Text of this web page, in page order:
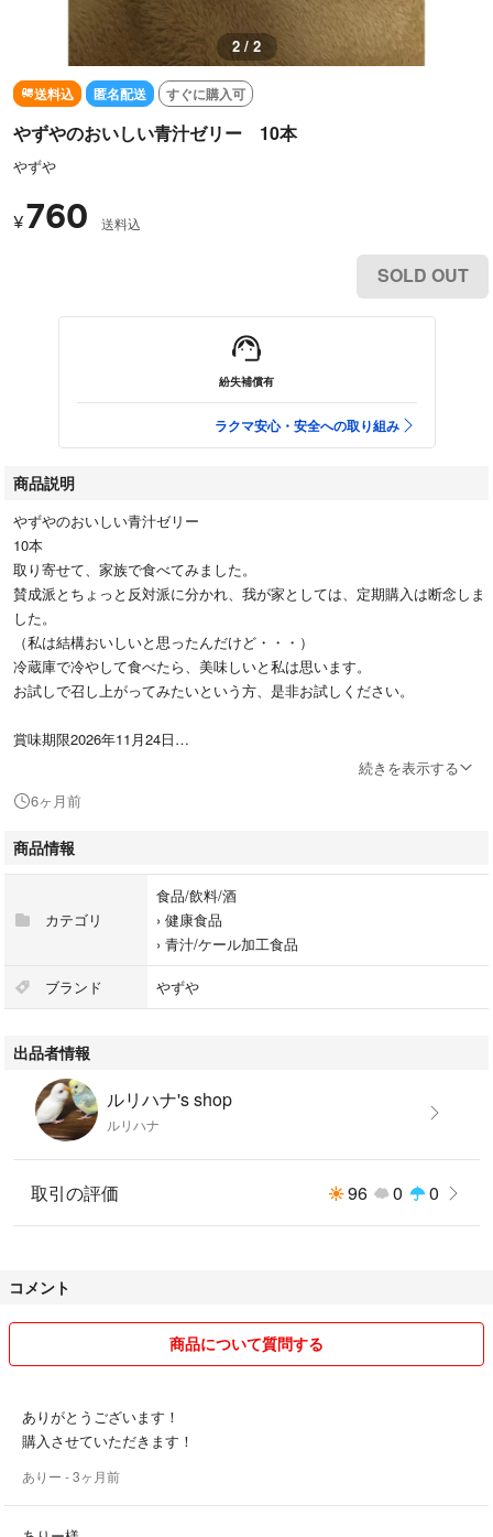
2 / 2
送料込 匿名配送 すぐに購入可
やずやのおいしい青汁ゼリー 10本
やずや
¥760 送料込
SOLD OUT
紛失補償有
ラクマ安心・安全への取り組み
商品説明
やずやのおいしい青汁ゼリー
10本
取り寄せて、家族で食べてみました。
賛成派とちょっと反対派に分かれ、我が家としては、定期購入は断念しま
した。
（私は結構おいしいと思ったんだけど・・・）
冷蔵庫で冷やして食べたら、美味しいと私は思います。
お試しで召し上がってみたいという方、是非お試しください。
賞味期限2026年11月24日
続きを表示する
6ヶ月前
商品情報
カテゴリ
食品/飲料/酒
› 健康食品
› 青汁/ケール加工食品
ブランド やずや
出品者情報
ルリハナ's shop
ルリハナ
取引の評価 96 0 0
コメント
商品について質問する
ありがとうございます！
購入させていただきます！
ありー - 3ヶ月前